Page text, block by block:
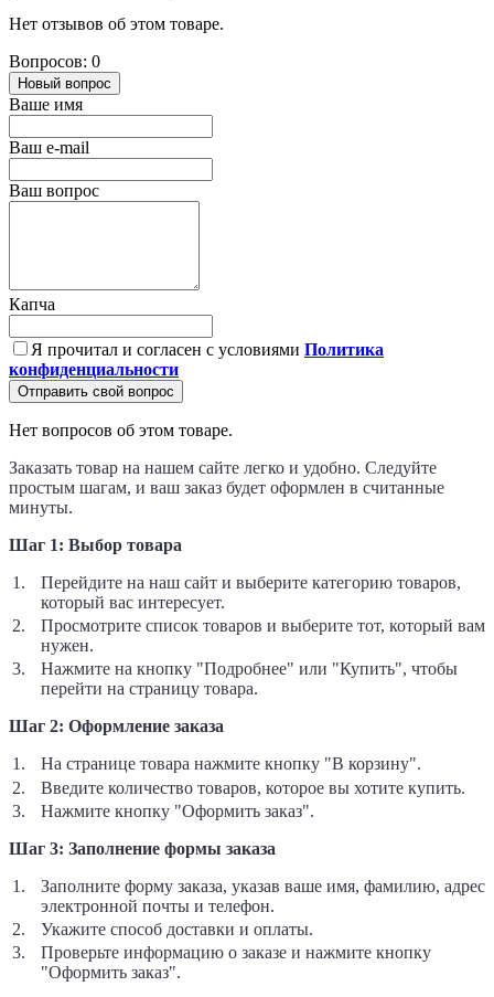
Нет отзывов об этом товаре.
Вопросов: 0
Новый вопрос
Ваше имя
Ваш e-mail
Ваш вопрос
Капча
Я прочитал и согласен с условиями Политика
конфиденциальности
Отправить свой вопрос
Нет вопросов об этом товаре.
Заказать товар на нашем сайте легко и удобно. Следуйте
простым шагам, и ваш заказ будет оформлен в считанные
минуты.
Шаг 1: Выбор товара
Перейдите на наш сайт и выберите категорию товаров,
который вас интересует.
Просмотрите список товаров и выберите тот, который вам
нужен.
Нажмите на кнопку "Подробнее" или "Купить", чтобы
перейти на страницу товара.
Шаг 2: Оформление заказа
На странице товара нажмите кнопку "В корзину".
Введите количество товаров, которое вы хотите купить.
Нажмите кнопку "Оформить заказ".
Шаг 3: Заполнение формы заказа
Заполните форму заказа, указав ваше имя, фамилию, адрес
электронной почты и телефон.
Укажите способ доставки и оплаты.
Проверьте информацию о заказе и нажмите кнопку
"Оформить заказ".